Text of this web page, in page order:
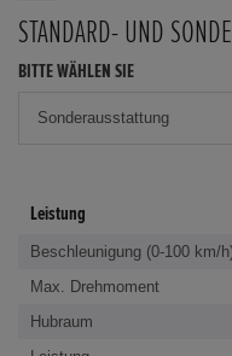
STANDARD- UND
BITTE WÄHLEN SIE
Leistung
Beschleunigung (0-100 km/
Max. Drehmoment
Hubraum